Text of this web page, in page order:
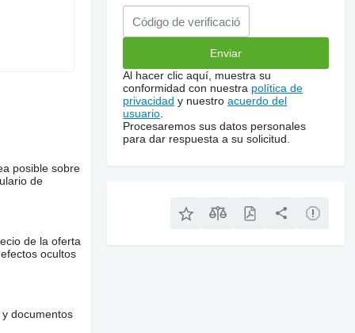
posible sobre
de
de la oferta
ocultos
documentos
Al hacer clic aquí, muestra su
conformidad con nuestra política de
privacidad y nuestroacuerdo del
usuario
Procesaremos sus datos personales
para dar respuesta a su solicitud.